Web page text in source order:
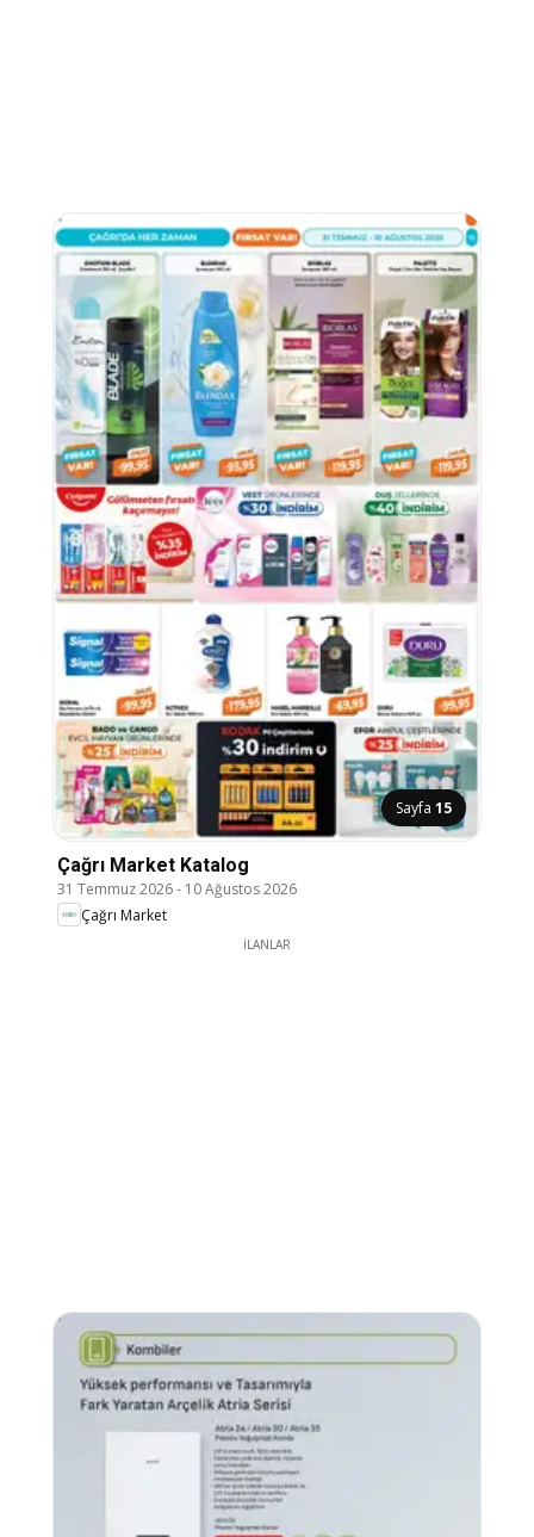
Sayfa 15
Çağrı Market Katalog
31 Temmuz 2026- 10 Ağustos 2026
Çağrı Market
İLANLAR